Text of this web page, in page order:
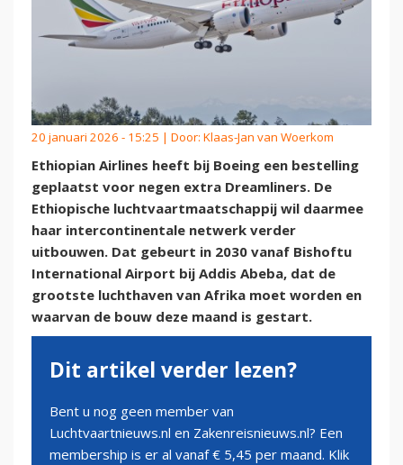
20 januari 2026 - 15:25 | Door: Klaas-Jan van Woerkom
Ethiopian Airlines heeft bij Boeing een bestelling
geplaatst voor negen extra Dreamliners. De
Ethiopische luchtvaartmaatschappij wil daarmee
haar intercontinentale netwerk verder
uitbouwen. Dat gebeurt in 2030 vanaf Bishoftu
International Airport bij Addis Abeba, dat de
grootste luchthaven van Afrika moet worden en
waarvan de bouw deze maand is gestart.
Dit artikel verder lezen?
Bent u nog geen member van
Luchtvaartnieuws.nl en Zakenreisnieuws.nl? Een
membership is er al vanaf € 5,45 per maand. Klik